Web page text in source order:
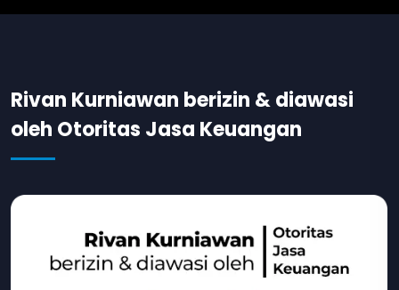
Rivan Kurniawan berizin & diawasi
oleh Otoritas Jasa Keuangan